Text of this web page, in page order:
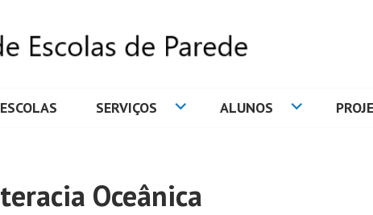
ESCOLAS SERVIÇOS ALUNOS
Oceânica